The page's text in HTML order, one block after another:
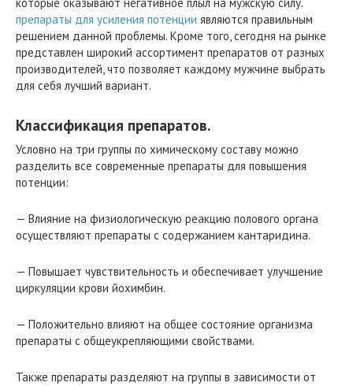
препараты для усиления потенции являются правильным
решением данной проблемы. Кроме того, сегодня на рынке
представлен широкий ассортимент препаратов от разных
производителей, что позволяет каждому мужчине выбрать
для себя лучший вариант.
Классификация препаратов.
Условно на три группы по химическому составу можно
разделить все современные препараты для повышения
потенции:
— Влияние на физиологическую реакцию полового органа
осуществляют препараты с содержанием кантаридина.
— Повышает чувствительность и обеспечивает улучшение
циркуляции крови йохимбин.
— Положительно влияют на общее состояние организма
препараты с общеукрепляющими свойствами.
Также препараты разделяют на группы в зависимости от